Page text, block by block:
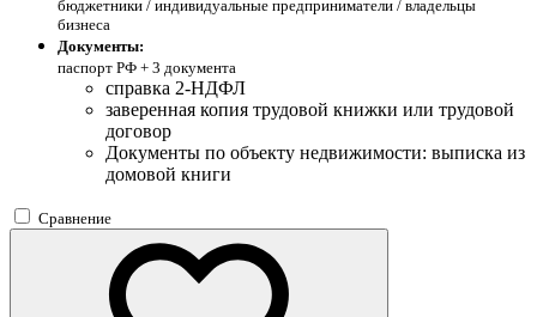
бюджетники / индивидуальные предприниматели / владельцы
бизнеса
Документы:
паспорт РФ + 3 документа
справка 2-НДФЛ
заверенная копия трудовой книжки или трудовой
договор
Документы по объекту недвижимости: выписка из
домовой книги
Сравнение